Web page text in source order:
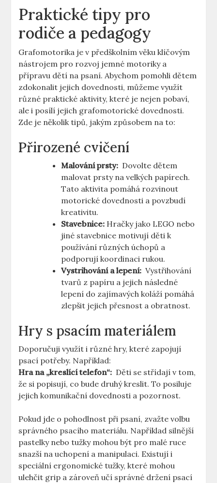
Praktické tipy ‌pro
rodiče a ‌pedagogy
Grafomotorika je v předškolním věku⁤ klíčovým
nástrojem ​pro rozvoj jemné‌ motoriky a‌
přípravu dětí na ‍psaní. Abychom‍ pomohli dětem‍
zdokonalit jejich dovednosti, můžeme využít‍
různé praktické aktivity, ‌které je nejen pobaví,
ale i posílí jejich grafomotorické dovednosti.
‌Zde je několik ⁢tipů, jakým způsobem ⁣na to:
Přirozené cvičení
Malování ‌prsty: ⁤ Dovolte dětem​
malovat ⁣prsty‌ na velkých papírech.
⁢Tato aktivita ​pomáhá rozvinout​
motorické dovednosti ⁢a⁢ povzbudí
kreativitu.
Stavebnice: Hračky⁤ jako LEGO nebo
jiné⁢ stavebnice motivují⁤ děti k
‌používání ​různých úchopů a
podporují koordinaci ⁤rukou.
Vystrihování⁤ a lepení: ‍ Vystřihování
tvarů z papíru a⁢ jejich následné
lepení do zajímavých‍ koláží pomáhá
zlepšit⁤ jejich přesnost a obratnost.
Hry​ s​ psacím materiálem
Doporučuji využít i​ různé hry, ⁤které zapojují
psací ⁣potřeby. ⁤Například:
Hra na ​„kreslící telefon“: ‍ Děti‍ se střídají v tom,
že si popisují, co⁣ bude⁤ druhý kreslit. To posiluje‍
jejich komunikační dovednosti ‌a ⁢pozornost.
Pokud jde⁣ o pohodlnost při⁤ psaní, ⁣zvažte volbu
‍správného psacího⁣ materiálu.⁤ Například silnější⁣
pastelky‍ nebo tužky mohou být pro malé ruce
⁢snazší na uchopení a manipulaci.‍ Existují ⁤i‍
speciální ergonomické tužky,‌ které mohou‍
ulehčit grip⁤ a⁢ zároveň učí správné držení psací